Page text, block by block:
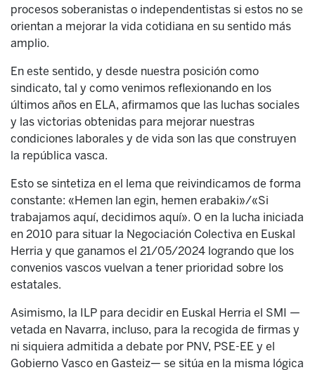
procesos soberanistas o independentistas si estos no se
orientan a mejorar la vida cotidiana en su sentido más
amplio.
En este sentido, y desde nuestra posición como
sindicato, tal y como venimos reflexionando en los
últimos años en ELA, afirmamos que las luchas sociales
y las victorias obtenidas para mejorar nuestras
condiciones laborales y de vida son las que construyen
la república vasca.
Esto se sintetiza en el lema que reivindicamos de forma
constante: «Hemen lan egin, hemen erabaki»/«Si
trabajamos aquí, decidimos aquí». O en la lucha iniciada
en 2010 para situar la Negociación Colectiva en Euskal
Herria y que ganamos el 21/05/2024 logrando que los
convenios vascos vuelvan a tener prioridad sobre los
estatales.
Asimismo, la ILP para decidir en Euskal Herria el SMI —
vetada en Navarra, incluso, para la recogida de firmas y
ni siquiera admitida a debate por PNV, PSE-EE y el
Gobierno Vasco en Gasteiz— se sitúa en la misma lógica